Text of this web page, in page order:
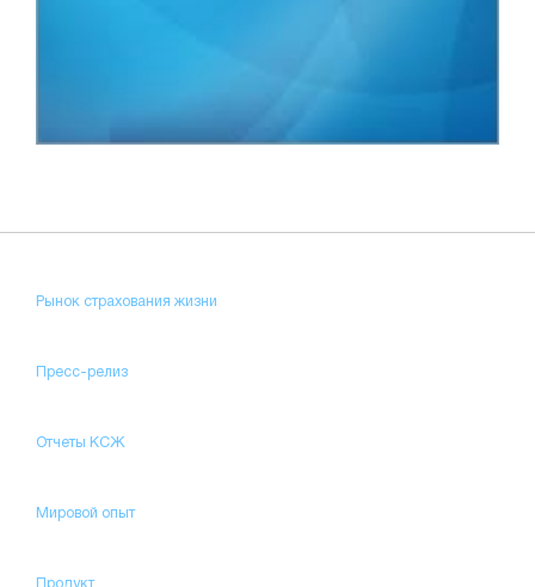
Рынок страхования жизни
Пресс-релиз
Отчеты КСЖ
Мировой опыт